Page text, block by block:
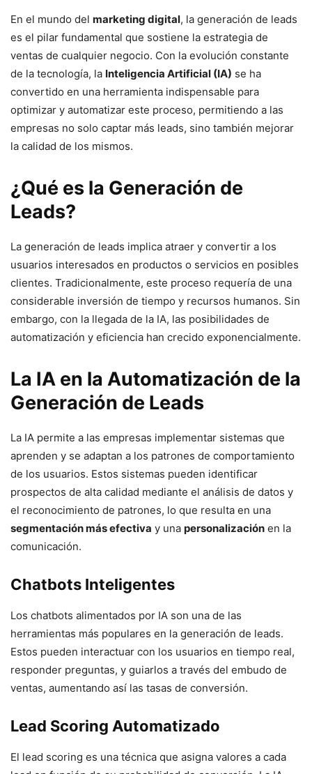
En el mundo del marketing digital, la generación de leads
es el pilar fundamental que sostiene la estrategia de
ventas de cualquier negocio. Con la evolución constante
de la tecnología, la Inteligencia Artificial (IA) se ha
convertido en una herramienta indispensable para
optimizar y automatizar este proceso, permitiendo a las
empresas no solo captar más leads, sino también mejorar
la calidad de los mismos.
¿Qué es la Generación de
Leads?
La generación de leads implica atraer y convertir a los
usuarios interesados en productos o servicios en posibles
clientes. Tradicionalmente, este proceso requería de una
considerable inversión de tiempo y recursos humanos. Sin
embargo, con la llegada de la IA, las posibilidades de
automatización y eficiencia han crecido exponencialmente.
La IA en la Automatización de la
Generación de Leads
La IA permite a las empresas implementar sistemas que
aprenden y se adaptan a los patrones de comportamiento
de los usuarios. Estos sistemas pueden identificar
prospectos de alta calidad mediante el análisis de datos y
el reconocimiento de patrones, lo que resulta en una
segmentación más efectiva y una personalización en la
comunicación.
Chatbots Inteligentes
Los chatbots alimentados por IA son una de las
herramientas más populares en la generación de leads.
Estos pueden interactuar con los usuarios en tiempo real,
responder preguntas, y guiarlos a través del embudo de
ventas, aumentando así las tasas de conversión.
Lead Scoring Automatizado
El lead scoring es una técnica que asigna valores a cada